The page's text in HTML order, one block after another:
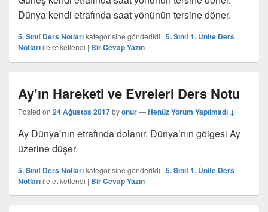
Dünya kendi etrafında saat yönünün tersine döner.
5. Sınıf Ders Notlarıkategorisine gönderildi | 5. Sınıf 1. Ünite Ders
Notlarıile etiketlendi | Bir Cevap Yazın
Ay’ın Hareketi ve Evreleri Ders Notu
Posted on 24 Ağustos 2017byonur—Henüz Yorum Yapılmadı ↓
Ay Dünya’nın etrafında dolanır. Dünya’nın gölgesi Ay
üzerine düşer.
5. Sınıf Ders Notlarıkategorisine gönderildi | 5. Sınıf 1. Ünite Ders
Notlarıile etiketlendi | Bir Cevap Yazın